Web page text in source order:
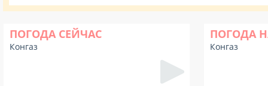
ПОГОДА СЕЙЧАС
Конгаз
ПОГОДА
Конгаз